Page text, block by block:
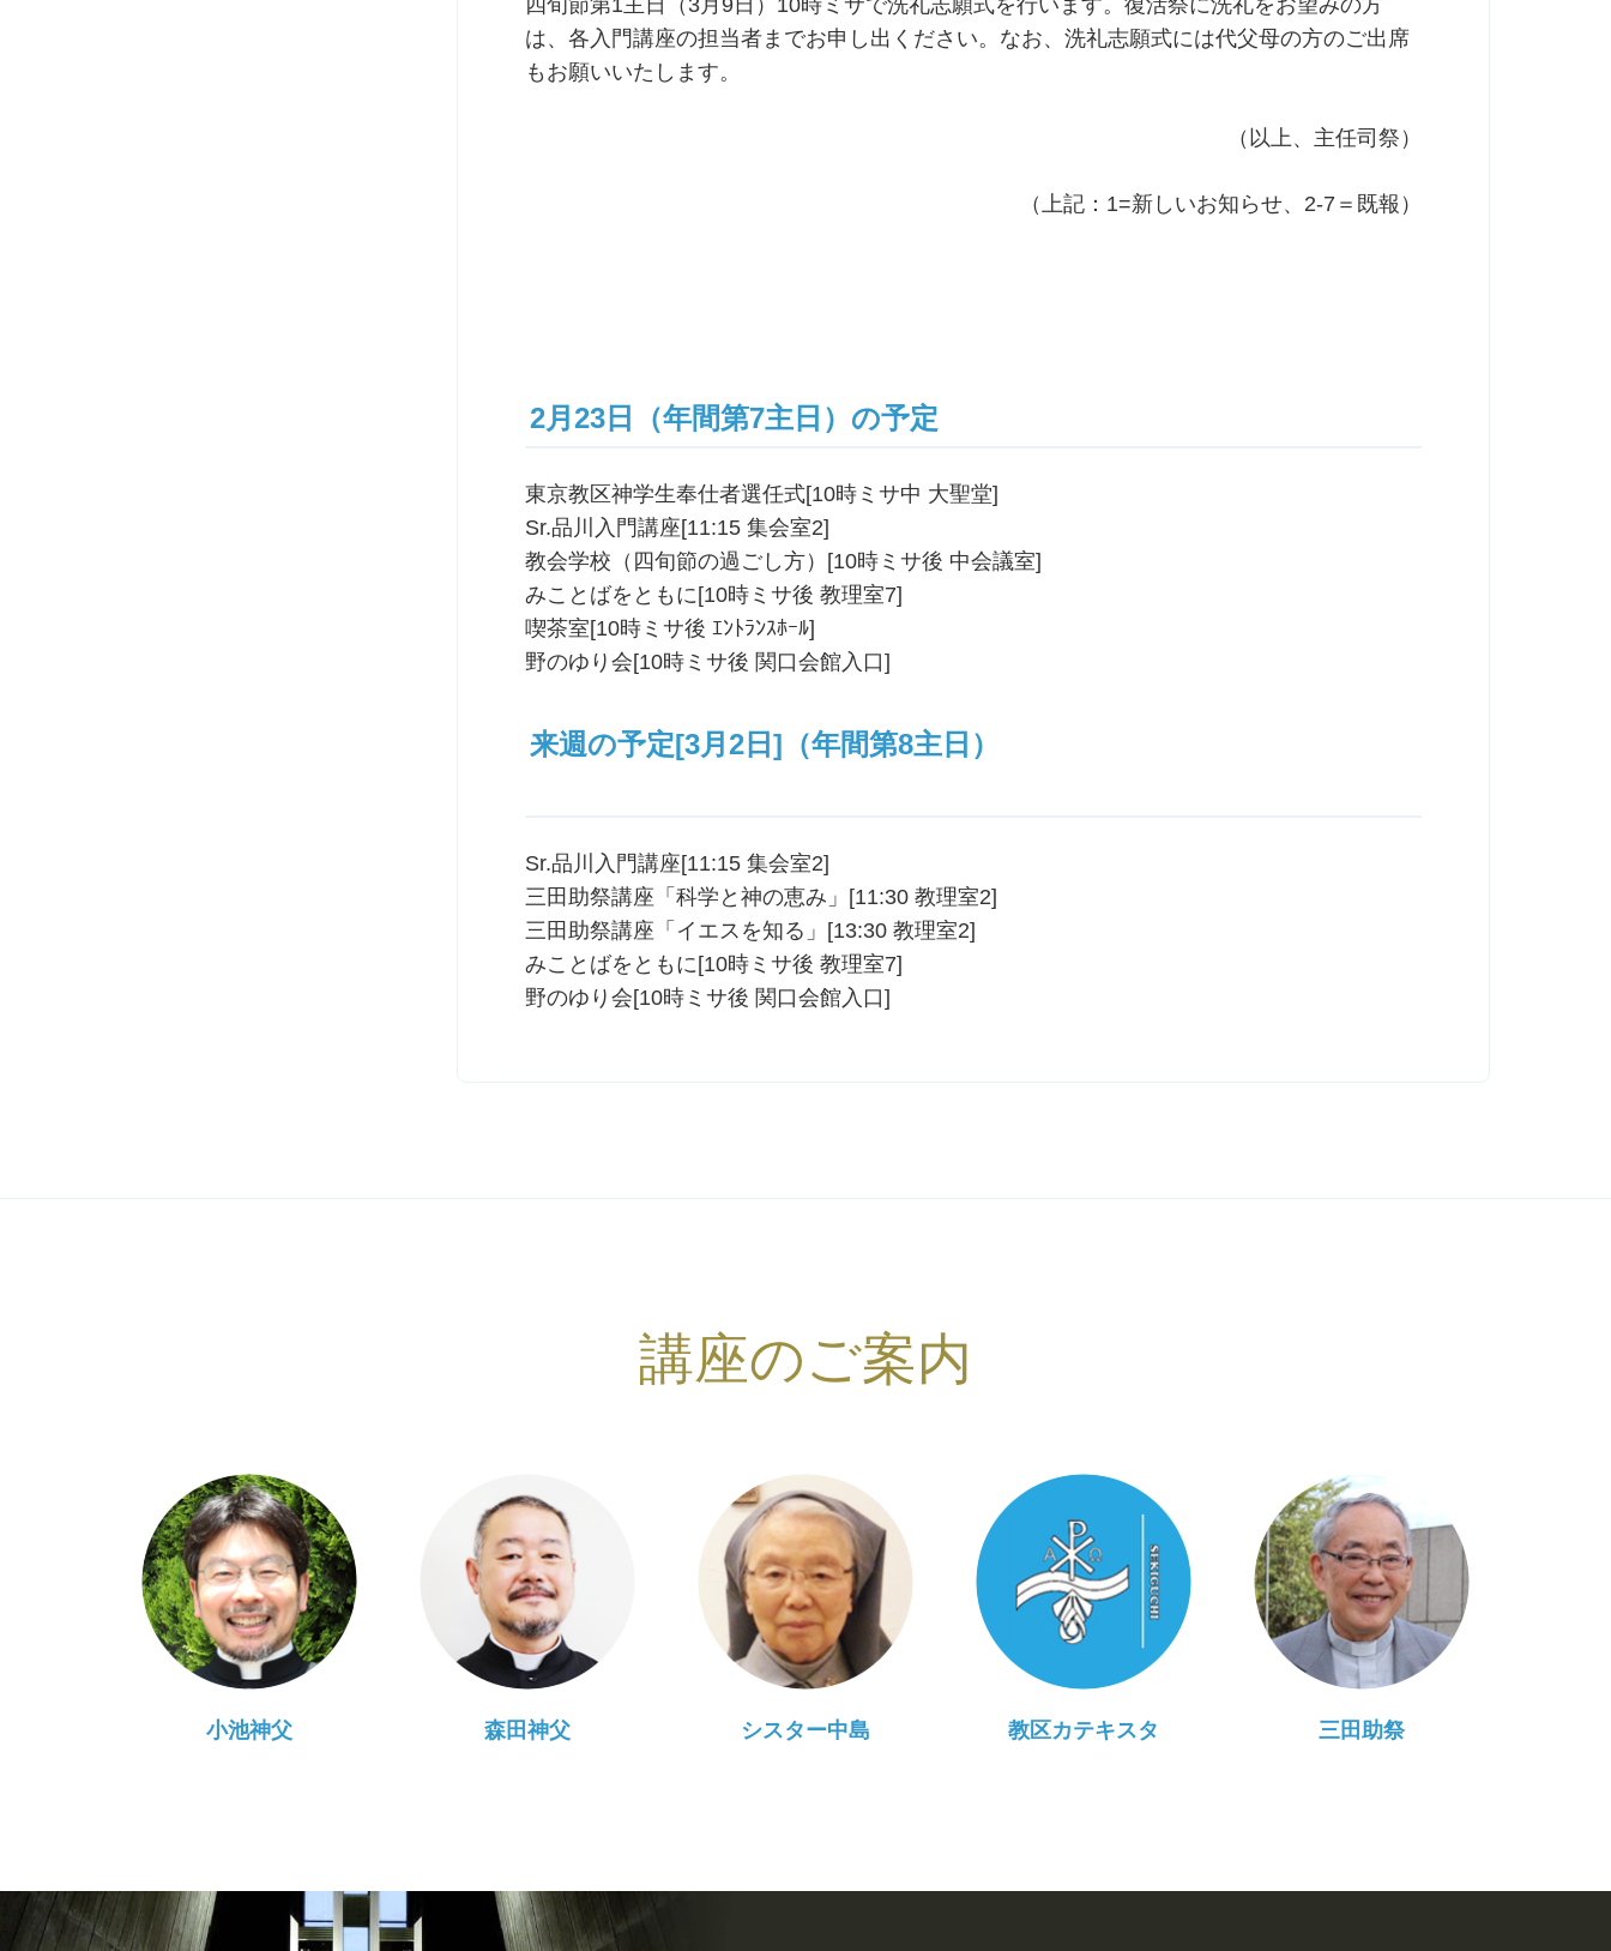
四旬節第1主日（3月9日）10時ミサで洗礼志願式を行います。復活祭に洗礼をお望みの方
は、各入門講座の担当者までお申し出ください。なお、洗礼志願式には代父母の方のご出席
もお願いいたします。
（以上、主任司祭）
（上記：1=新しいお知らせ、2-7＝既報）
2月23日（年間第7主日）の予定
東京教区神学生奉仕者選任式[10時ミサ中 大聖堂]
Sr.品川入門講座[11:15 集会室2]
教会学校（四旬節の過ごし方）[10時ミサ後 中会議室]
みことばをともに[10時ミサ後 教理室7]
喫茶室[10時ミサ後 ｴﾝﾄﾗﾝｽﾎｰﾙ]
野のゆり会[10時ミサ後 関口会館入口]
来週の予定[3月2日]（年間第8主日）
Sr.品川入門講座[11:15 集会室2]
三田助祭講座「科学と神の恵み」[11:30 教理室2]
三田助祭講座「イエスを知る」[13:30 教理室2]
みことばをともに[10時ミサ後 教理室7]
野のゆり会[10時ミサ後 関口会館入口]
講座のご案内
小池神父 森田神父 シスター中島 教区カテキスタ 三田助祭